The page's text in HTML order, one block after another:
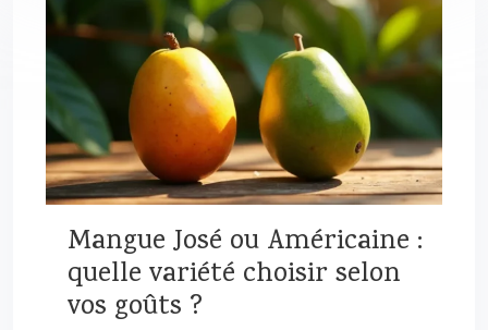
Mangue José ou Américaine :
quelle variété choisir selon
vos goûts ?